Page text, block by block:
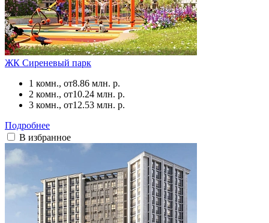
ЖК Сиреневый парк
1 комн., от8.86 млн. р.
2 комн., от10.24 млн. р.
3 комн., от12.53 млн. р.
Подробнее
В избранное